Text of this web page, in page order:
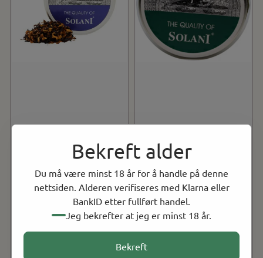
Bekreft alder
Du må være minst 18 år for å handle på denne
nettsiden. Alderen verifiseres med Klarna eller
BankID etter fullført handel.
Jeg bekrefter at jeg er minst 18 år.
Bekreft
Solani Blue 50 gr,
Pipetobakk
På lager
Solani
Solani Green 50 gr,
Pipetobakk
NOK 501.00